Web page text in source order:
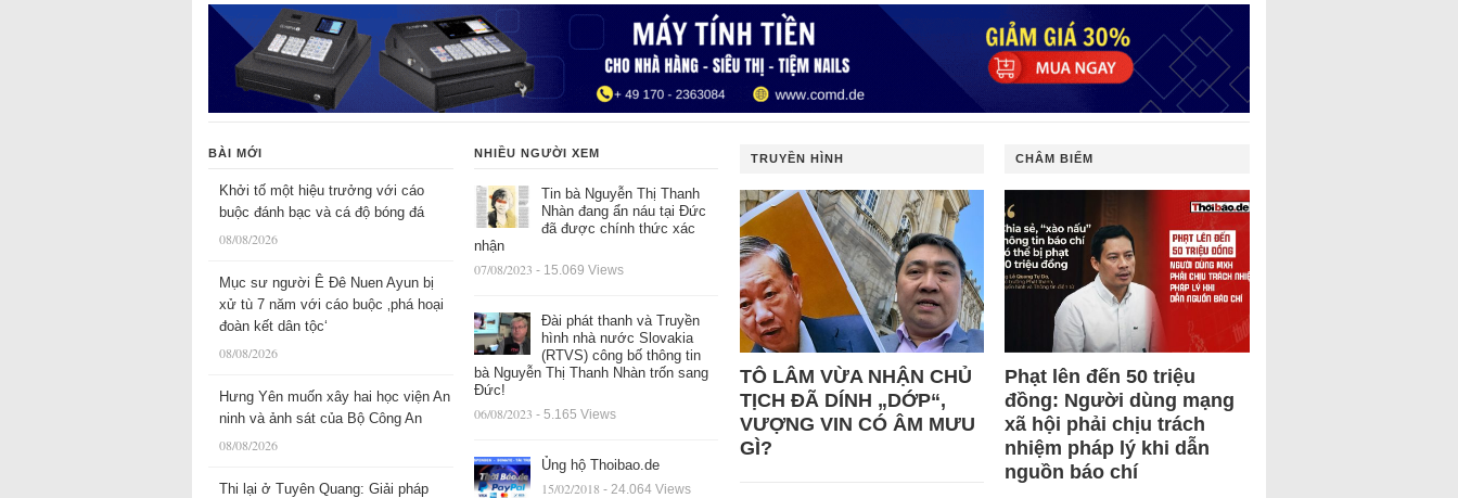
BÀI MỚI
Khởi tố một hiệu trưởng với cáo
buộc đánh bạc và cá độ bóng đá
08/08/2026
Mục sư người Ê Đê Nuen Ayun bị
xử tù 7 năm với cáo buộc ‚phá hoại
đoàn kết dân tộc‘
08/08/2026
Hưng Yên muốn xây hai học viện An
ninh và ảnh sát của Bộ Công An
08/08/2026
Thi lại ở Tuyên Quang: Giải pháp
NHIỀU NGƯỜI XEM
Tin bà Nguyễn Thị Thanh
Nhàn đang ẩn náu tại Đức
đã được chính thức xác
nhận
07/08/2023 - 15.069 Views
Đài phát thanh và Truyền
hình nhà nước Slovakia
(RTVS) công bố thông tin
bà Nguyễn Thị Thanh Nhàn trốn sang
Đức!
06/08/2023 - 5.165 Views
Ủng hộ Thoibao.de
15/02/2018 - 24.064 Views
TRUYỀN HÌNH
TÔ LÂM VỪA NHẬN CHỦ
TỊCH ĐÃ DÍNH „DỚP“,
VƯỢNG VIN CÓ ÂM MƯU
GÌ?
CHÂM BIẾM
Phạt lên đến 50 triệu
đồng: Người dùng mạng
xã hội phải chịu trách
nhiệm pháp lý khi dẫn
nguồn báo chí